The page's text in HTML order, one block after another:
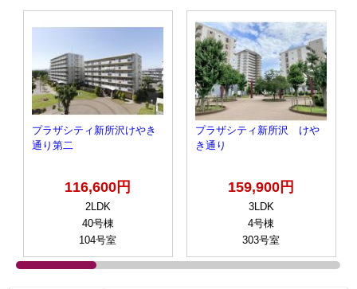
プラザシティ新所沢けやき
通り第二
116,600円
2LDK
40号棟
104号室
プラザシティ新所沢 けや
き通り
159,900円
3LDK
4号棟
303号室